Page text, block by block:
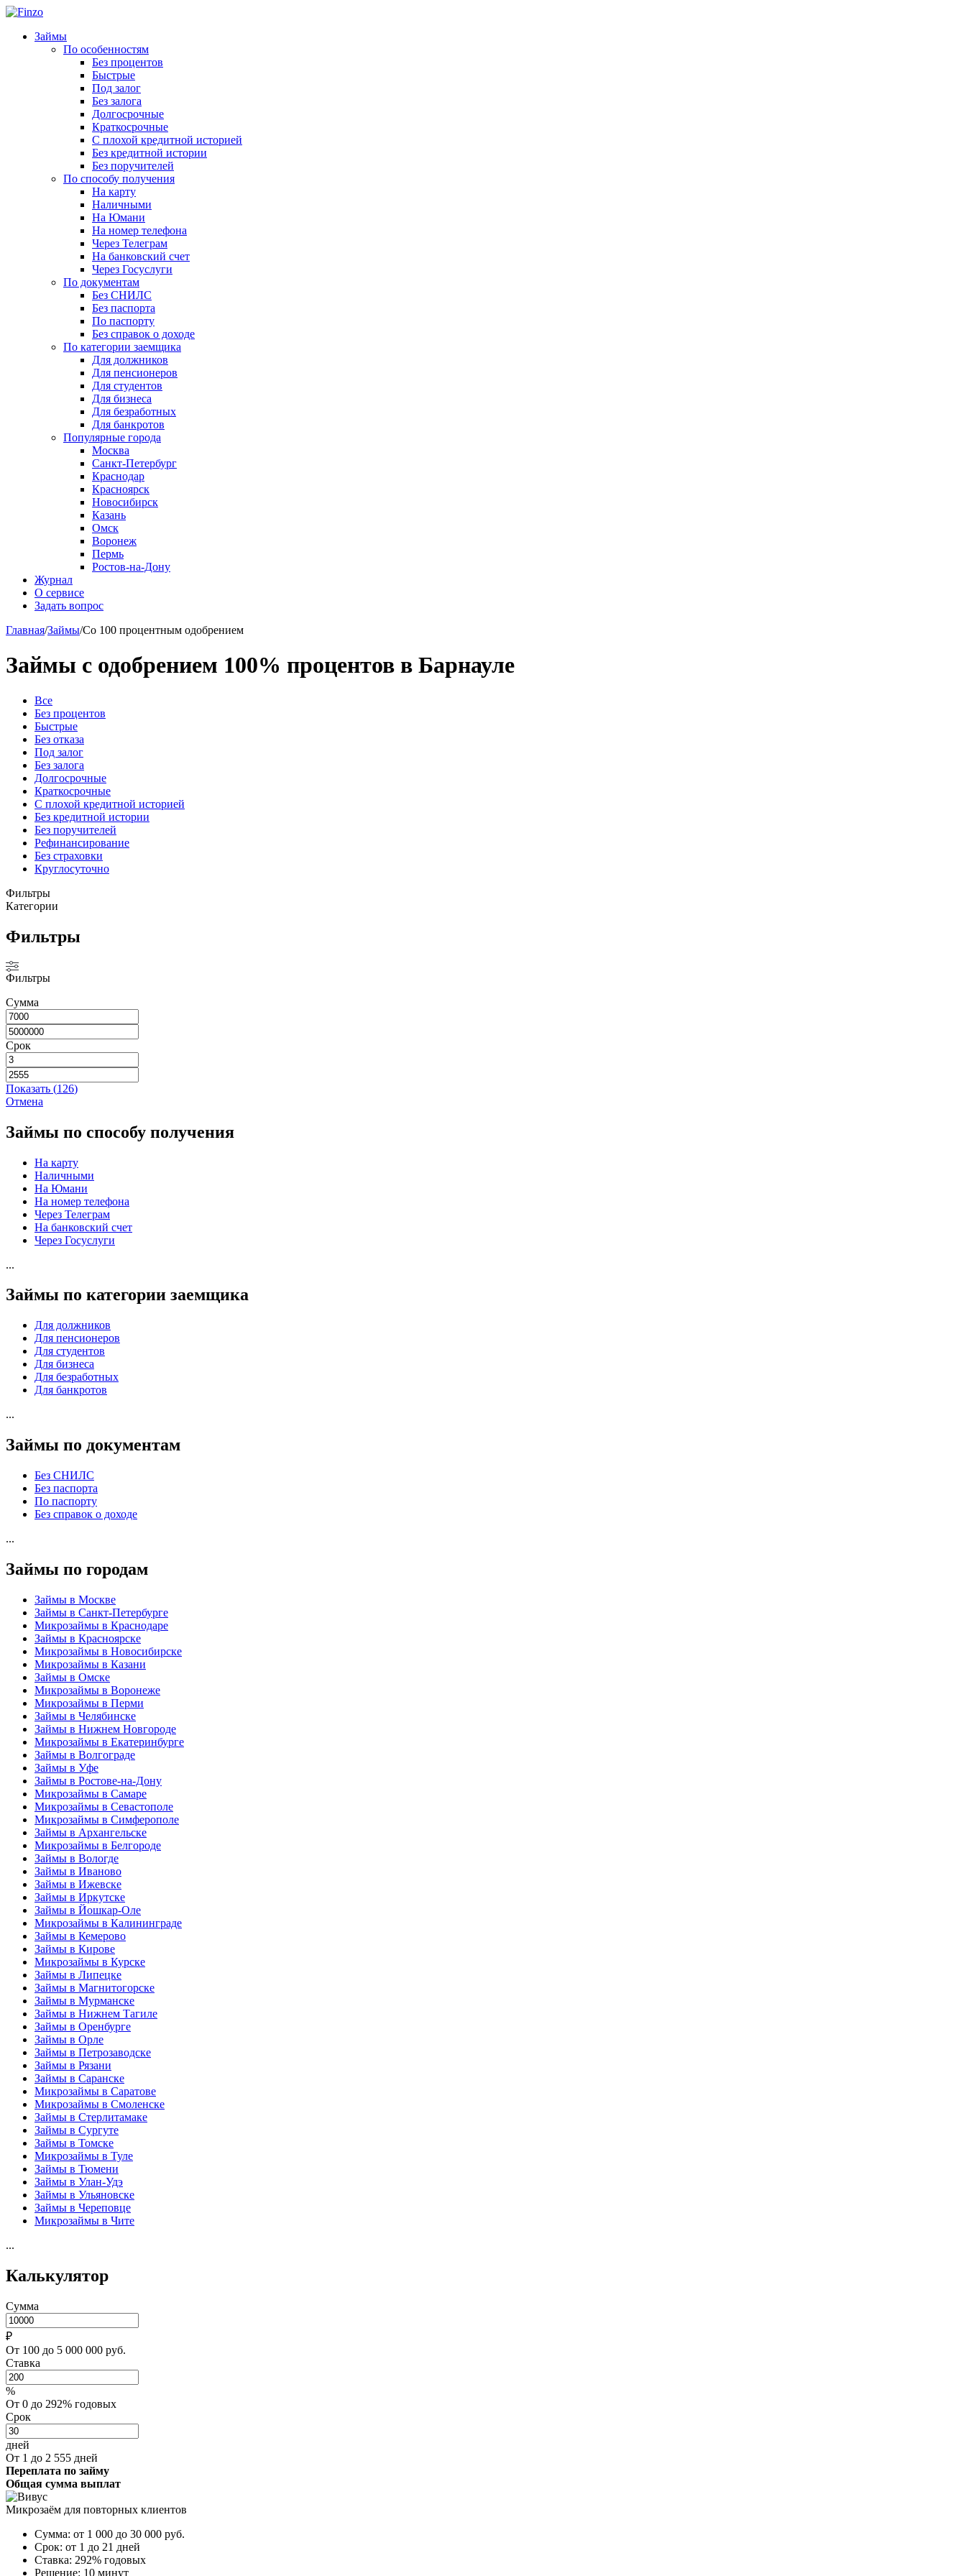
Займы
По особенностям
Без процентов
Быстрые
Под залог
Без залога
Долгосрочные
Краткосрочные
С плохой кредитной историей
Без кредитной истории
Без поручителей
По способу получения
На карту
Наличными
На Юмани
На номер телефона
Через Телеграм
На банковский счет
Через Госуслуги
По документам
Без СНИЛС
Без паспорта
По паспорту
Без справок о доходе
По категории заемщика
Для должников
Для пенсионеров
Для студентов
Для бизнеса
Для безработных
Для банкротов
Популярные города
Москва
Санкт-Петербург
Краснодар
Красноярск
Новосибирск
Казань
Омск
Воронеж
Пермь
Ростов-на-Дону
Журнал
О сервисе
Задать вопрос
Главная/Займы/Со 100 процентным одобрением
Займы с одобрением 100% процентов в Барнауле
Все
Без процентов
Быстрые
Без отказа
Под залог
Без залога
Долгосрочные
Краткосрочные
С плохой кредитной историей
Без кредитной истории
Без поручителей
Рефинансирование
Без страховки
Круглосуточно
Фильтры
Категории
Фильтры
Фильтры
Сумма
Срок
Показать (126)
Отмена
Займы по способу получения
На карту
Наличными
На Юмани
На номер телефона
Через Телеграм
На банковский счет
Через Госуслуги
...
Займы по категории заемщика
Для должников
Для пенсионеров
Для студентов
Для бизнеса
Для безработных
Для банкротов
...
Займы по документам
Без СНИЛС
Без паспорта
По паспорту
Без справок о доходе
...
Займы по городам
Займы в Москве
Займы в Санкт-Петербурге
Микрозаймы в Краснодаре
Займы в Красноярске
Микрозаймы в Новосибирске
Микрозаймы в Казани
Займы в Омске
Микрозаймы в Воронеже
Микрозаймы в Перми
Займы в Челябинске
Займы в Нижнем Новгороде
Микрозаймы в Екатеринбурге
Займы в Волгограде
Займы в Уфе
Займы в Ростове-на-Дону
Микрозаймы в Самаре
Микрозаймы в Севастополе
Микрозаймы в Симферополе
Займы в Архангельске
Микрозаймы в Белгороде
Займы в Вологде
Займы в Иваново
Займы в Ижевске
Займы в Иркутске
Займы в Йошкар-Оле
Микрозаймы в Калининграде
Займы в Кемерово
Займы в Кирове
Микрозаймы в Курске
Займы в Липецке
Займы в Магнитогорске
Займы в Мурманске
Займы в Нижнем Тагиле
Займы в Оренбурге
Займы в Орле
Займы в Петрозаводске
Займы в Рязани
Займы в Саранске
Микрозаймы в Саратове
Микрозаймы в Смоленске
Займы в Стерлитамаке
Займы в Сургуте
Займы в Томске
Микрозаймы в Туле
Займы в Тюмени
Займы в Улан-Удэ
Займы в Ульяновске
Займы в Череповце
Микрозаймы в Чите
...
Калькулятор
Сумма
₽
От 100 до 5 000 000 руб.
Ставка
%
От 0 до 292% годовых
Срок
дней
От 1 до 2 555 дней
Переплата по займу
Общая сумма выплат
Микрозаём для повторных клиентов
Сумма: от 1 000 до 30 000 руб.
Срок: от 1 до 21 дней
Ставка: 292% годовых
Решение: 10 минут